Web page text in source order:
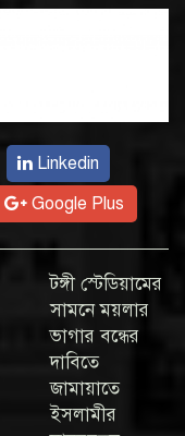
Linkedin
Google Plus
টঙ্গী স্টেডিয়ামের
সামনে ময়লার
ভাগার বন্ধের
দাবিতে
জামায়াতে
ইসলামীর